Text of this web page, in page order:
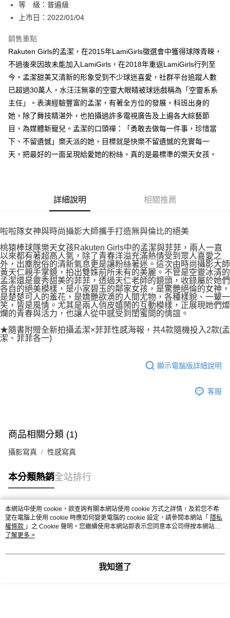
【「AFTEE先享後付」結帳流程】
１．於結帳方式選擇「AFTEE先享後付」後，將跳轉至「AFTEE先享後付」
２．訂單成立數日內，您將收到繳費通知簡訊。
ATM／網路銀行／等多元方式進行付款，方視為交易完成。
※ 請注意：結帳手續完成當下不需立刻繳費，但若您需要取消訂單，請聯絡
購買商品的店家。未經商家同意取消之訂單仍視為有效，需透過AFTEE先享
後付繳納相關費用。
※ 交易是否成功請以「AFTEE先享後付 」之結帳頁面顯示為準，若有關於
是否繳費成功／繳費後需取消欲退款等相關疑問，請聯繫「AFTEE先享後付
【注意事項】
１．透過由恩沛科技股份有限公司提供之「AFTEE先享後付」服務完成之交
易，需依本服務之必要範圍內提供個人資料，並將交易相關給付款項請求債
權轉讓予恩沛科技股份有限公司。
４．使用「AFTEE先享後付」時，將依據個別帳號之用戶狀況，依本公司即
請求用戶進行身份認證。
恩沛科技股份有限公司將有權停止該用戶之使用額度並採取法律行動。
每筆NT$80，滿NT$500(含以上)免運費
每筆NT$80，滿NT$500(含以上)免運費
每筆NT$80，滿NT$500(含以上)免運費
付款後萊爾富取貨
每筆NT$80，滿NT$500(含以上)免運費
7-11取貨付款
每筆NT$80，滿NT$500(含以上)免運費
付款後7-11取貨
每筆NT$100，滿NT$800(含以上)免運費
等 級：普遍級
上市日：2022/01/04
銷售重點
Rakuten Girls的孟潔，在2015年LamiGirls徵選會中獲得球隊青睞，
不過後來因故未能加入LamiGirls，在2018年重返LamiGirls行列至
今。孟潔甜美又清新的形象受到不少球迷喜愛，社群平台追蹤人數
已超過30萬人，水汪汪無辜的空靈大眼睛被球迷戲稱為「空靈系系
主任」。表演經驗豐富的孟潔，有著全方位的發展，科班出身的
她，除了舞技精湛外，也拍攝過許多電視廣告及上遍各大綜藝節
目，為媒體新寵兒。孟潔的口頭禪：「勇敢去做每一件事，珍惜當
下、不留遺憾」樂天派的她，目標就是快樂不留遺憾的充實每一
天，把最好的一面呈現給愛她的粉絲，真的是最標準的樂天女孩。
詳細說明 相關推薦
啦啦隊女神與時尚攝影大師攜手打造無與倫比的絕美
桃猿棒球隊樂天女孩Rakuten Girls中的孟潔與菲菲，兩人一直
以來都有著超高人氣，除了青春洋溢充滿熱情受到眾人喜愛之
外，出塵脫俗的清新氣息更是讓粉絲著迷。這次由時尚攝影大師
黃天仁親手掌鏡，拍出雙姝前所未有的美麗。不管是空靈冰清的
孟潔還是靈秀甜美的菲菲，透過天仁老師的鏡頭，收錄屬於她們
各自的絕美模樣，是小家碧玉的鄰家女孩，是驚艷絕倫的女神，
是楚楚可人的羞花，是嬌艷欲滴的人間尤物，各種樣貌、一顰一
笑，皆是風情。尤其是兩人俏皮嬉鬧的互動模樣，正展現她們燦
爛的青春與活力，也讓人從中感受到閨蜜間的情誼。
★隨書附贈全新拍攝孟潔×菲菲性感海報，共4款隨機投入2款(孟
潔、菲菲各一)
顯示電腦版詳細說明
客服
商品相關分類 (1)
攝影寫真 性感寫真
本分類熱銷全站排行
熱門標籤
本網站中使用 cookie，欲查詢有關本網站使用 cookie 方式之詳情，及若您不希
望在電腦上使用 cookie 時應如何變更電腦的 cookie 設定，請參閱本網站「 隱私
權條款 」之 Cookie 聲明。您繼續使用本網站即表示您同意本公司得按本網站使
用條款之 Cookie 聲明使用 cookie。
了解更多 >
我知道了